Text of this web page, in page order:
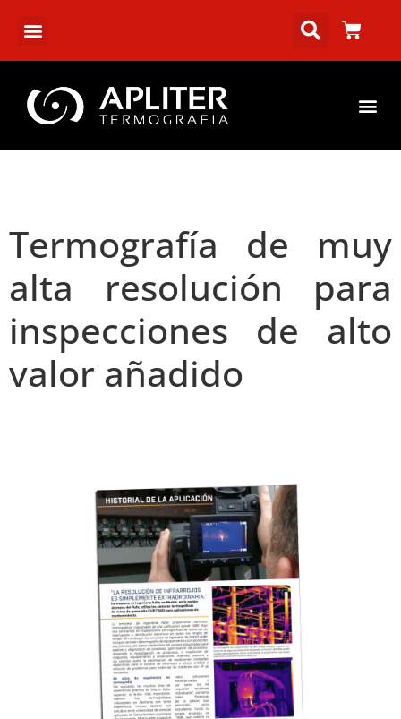
Termografía de muy
alta resolución para
inspecciones de alto
valor añadido